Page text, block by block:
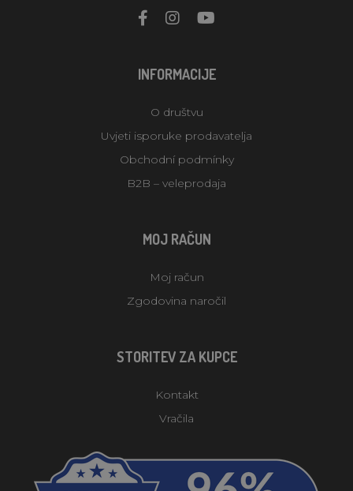
INFORMACIJE
O društvu
Uvjeti isporuke prodavatelja
Obchodní podmínky
B2B – veleprodaja
MOJ RAČUN
Moj račun
Zgodovina naročil
STORITEV ZA KUPCE
Kontakt
Vračila